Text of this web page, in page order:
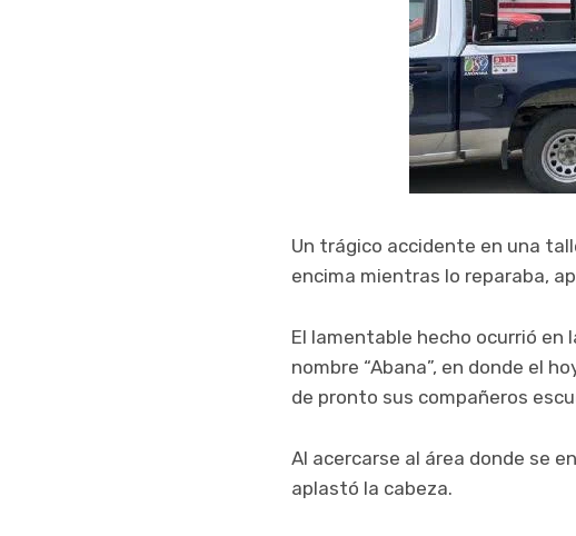
Un trágico accidente en una
encima mientras lo reparaba,
El lamentable hecho ocurrió en
nombre “Abana”, en donde el
de pronto sus compañeros
Al acercarse al área donde se
aplastó la cabeza.